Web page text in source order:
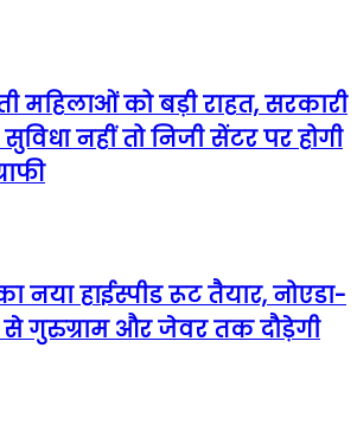
महिलाओं को बड़ी राहत, सरकारी
नहीं तो निजी सेंटर पर होगी
नया हाईस्पीड रूट तैयार, नोएडा-
से गुरुग्राम और जेवर तक दौड़ेगी